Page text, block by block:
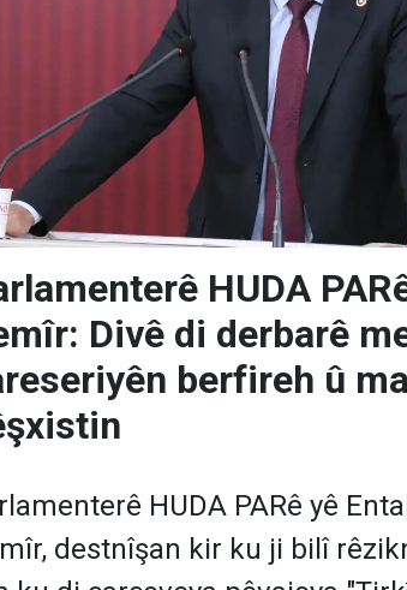
HUDA
Divê di derbarê
berfireh û
HUDA PARê yê
destnîşan kir ku ji bilî